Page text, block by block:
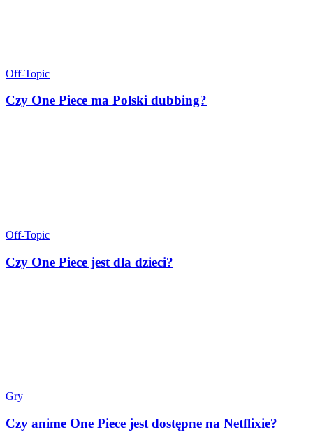
Off-Topic
Czy One Piece ma Polski dubbing?
Off-Topic
Czy One Piece jest dla dzieci?
Gry
Czy anime One Piece jest dostępne na Netflixie?